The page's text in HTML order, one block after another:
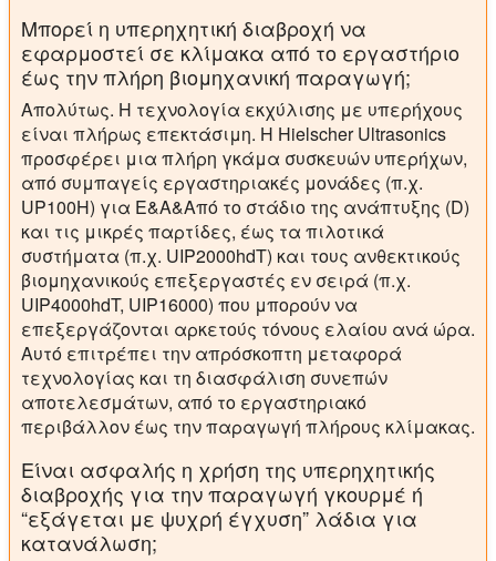
Μπορεί η υπερηχητική διαβροχή να
εφαρμοστεί σε κλίμακα από το εργαστήριο
έως την πλήρη βιομηχανική παραγωγή;
Απολύτως. Η τεχνολογία εκχύλισης με υπερήχους
είναι πλήρως επεκτάσιμη. Η Hielscher Ultrasonics
προσφέρει μια πλήρη γκάμα συσκευών υπερήχων,
από συμπαγείς εργαστηριακές μονάδες (π.χ.
UP100H) για Ε&Α&Από το στάδιο της ανάπτυξης (D)
και τις μικρές παρτίδες, έως τα πιλοτικά
συστήματα (π.χ. UIP2000hdT) και τους ανθεκτικούς
βιομηχανικούς επεξεργαστές εν σειρά (π.χ.
UIP4000hdT, UIP16000) που μπορούν να
επεξεργάζονται αρκετούς τόνους ελαίου ανά ώρα.
Αυτό επιτρέπει την απρόσκοπτη μεταφορά
τεχνολογίας και τη διασφάλιση συνεπών
αποτελεσμάτων, από το εργαστηριακό
περιβάλλον έως την παραγωγή πλήρους κλίμακας.
Είναι ασφαλής η χρήση της υπερηχητικής
διαβροχής για την παραγωγή γκουρμέ ή
“εξάγεται με ψυχρή έγχυση” λάδια για
κατανάλωση;